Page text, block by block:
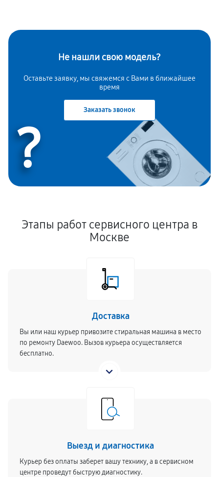
Не нашли свою модель?
Оставьте заявку, мы свяжемся с Вами в ближайшее
время
Заказать звонок
?
Этапы работ сервисного центра в
Москве
Доставка
Вы или наш курьер привозите стиральная машина в место
по ремонту Daewoo. Вызов курьера осуществляется
бесплатно.
Выезд и диагностика
Курьер без оплаты заберет вашу технику, а в сервисном
центре проведут быструю диагностику.